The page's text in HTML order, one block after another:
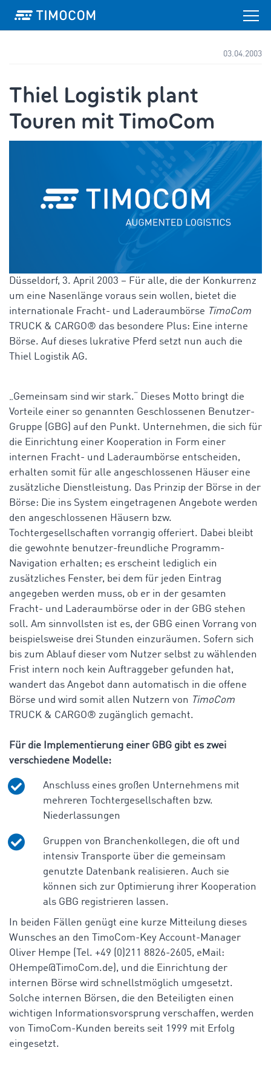
03.04.2003
Thiel Logistik plant
Touren mit TimoCom
Düsseldorf, 3. April 2003 – Für alle, die der Konkurrenz
um eine Nasenlänge voraus sein wollen, bietet die
internationale Fracht- und Laderaumbörse TimoCom
TRUCK & CARGO® das besondere Plus: Eine interne
Börse. Auf dieses lukrative Pferd setzt nun auch die
Thiel Logistik AG.
„Gemeinsam sind wir stark.“ Dieses Motto bringt die
Vorteile einer so genannten Geschlossenen Benutzer-
Gruppe (GBG) auf den Punkt. Unternehmen, die sich für
die Einrichtung einer Kooperation in Form einer
internen Fracht- und Laderaumbörse entscheiden,
erhalten somit für alle angeschlossenen Häuser eine
zusätzliche Dienstleistung. Das Prinzip der Börse in der
Börse: Die ins System eingetragenen Angebote werden
den angeschlossenen Häusern bzw.
Tochtergesellschaften vorrangig offeriert. Dabei bleibt
die gewohnte benutzer-freundliche Programm-
Navigation erhalten; es erscheint lediglich ein
zusätzliches Fenster, bei dem für jeden Eintrag
angegeben werden muss, ob er in der gesamten
Fracht- und Laderaumbörse oder in der GBG stehen
soll. Am sinnvollsten ist es, der GBG einen Vorrang von
beispielsweise drei Stunden einzuräumen. Sofern sich
bis zum Ablauf dieser vom Nutzer selbst zu wählenden
Frist intern noch kein Auftraggeber gefunden hat,
wandert das Angebot dann automatisch in die offene
Börse und wird somit allen Nutzern von TimoCom
TRUCK & CARGO® zugänglich gemacht.
Für die Implementierung einer GBG gibt es zwei
verschiedene Modelle:
Anschluss eines großen Unternehmens mit
mehreren Tochtergesellschaften bzw.
Niederlassungen
Gruppen von Branchenkollegen, die oft und
intensiv Transporte über die gemeinsam
genutzte Datenbank realisieren. Auch sie
können sich zur Optimierung ihrer Kooperation
als GBG registrieren lassen.
In beiden Fällen genügt eine kurze Mitteilung dieses
Wunsches an den TimoCom-Key Account-Manager
Oliver Hempe (Tel. +49 (0)211 8826-2605, eMail:
OHempe@TimoCom.de), und die Einrichtung der
internen Börse wird schnellstmöglich umgesetzt.
Solche internen Börsen, die den Beteiligten einen
wichtigen Informationsvorsprung verschaffen, werden
von TimoCom-Kunden bereits seit 1999 mit Erfolg
eingesetzt.